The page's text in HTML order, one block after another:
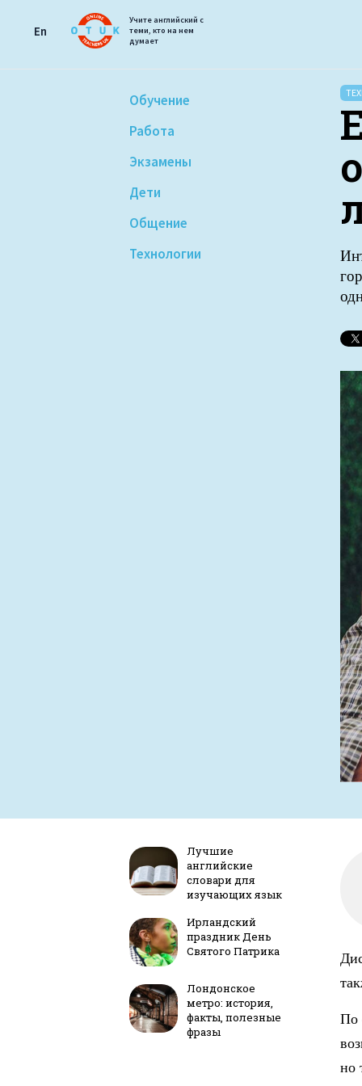
En
Учите английский с
теми, кто на нем
думает
Обучение
Работа
Экзамены
Дети
Общение
Технологии
Лучшие
английские
словари для
изучающих язык
Ирландский
праздник День
Святого Патрика
Лондонское
метро: история,
факты, полезные
фразы
По
но